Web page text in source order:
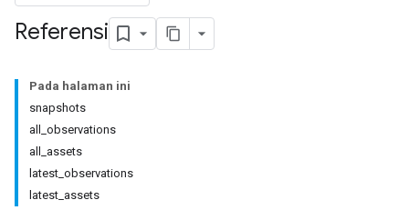
Referensi
Pada halaman ini
snapshots
all_observations
all_assets
latest_observations
latest_assets